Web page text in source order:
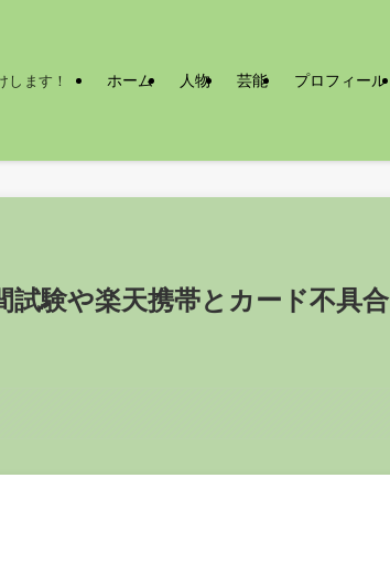
します！ ホーム 人物 芸能 プロフィール
験や楽天携帯とカード不具